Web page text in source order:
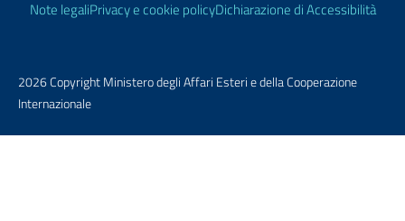
Note legaliPrivacy e cookie policyDichiarazione di Accessibilità
2026 Copyright Ministero degli Affari Esteri e della Cooperazione
Internazionale